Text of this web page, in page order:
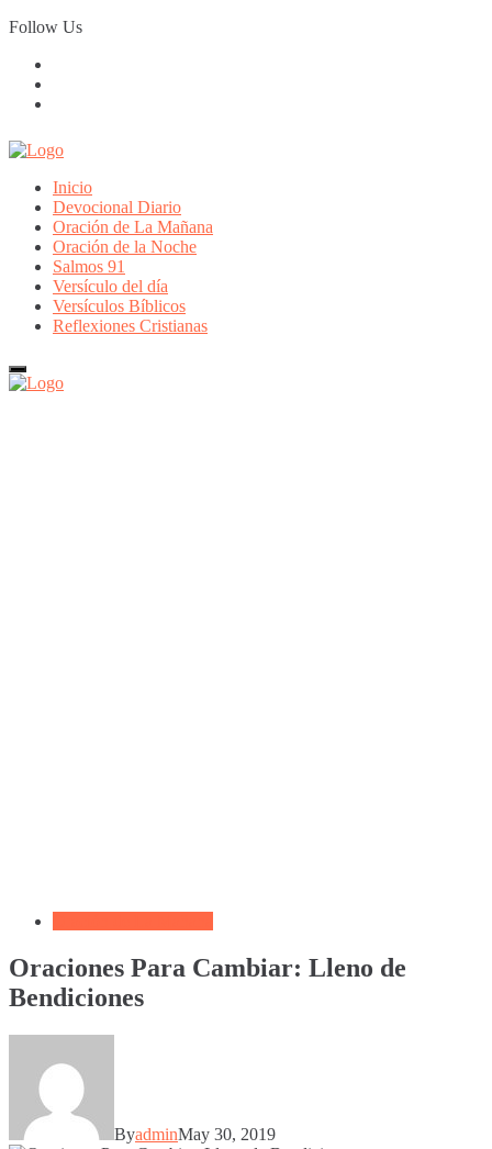
Skip
to
Follow Us
Inicio
Devocional Diario
Oración de La Mañana
Oración de la Noche
Salmos 91
Versículo del día
Versículos Bíblicos
Reflexiones Cristianas
Oraciones Para Cambiar: Lleno de
Bendiciones
ByadminMay 30, 2019